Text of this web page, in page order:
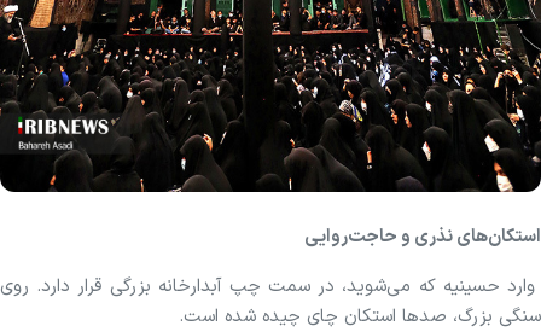
استکان‌های نذری و حاجت‌روایی
وارد حسینیه که می‌شوید، در سمت چپ آبدارخانه بزرگی قرار دارد. روی
سنگی بزرگ، صد‌ها استکان چای چیده شده است.